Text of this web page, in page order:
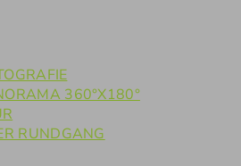
360°X180°
RUNDGANG